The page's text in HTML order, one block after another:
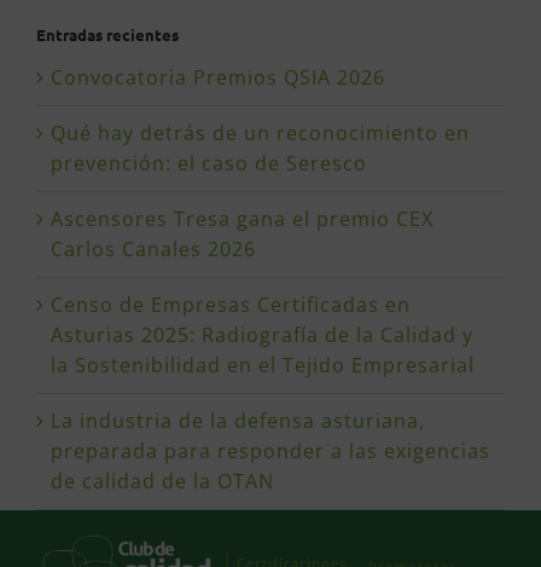
Entradas recientes
Convocatoria Premios QSIA 2026
Qué hay detrás de un reconocimiento en
prevención: el caso de Seresco
Ascensores Tresa gana el premio CEX
Carlos Canales 2026
Censo de Empresas Certificadas en
Asturias 2025: Radiografía de la Calidad y
la Sostenibilidad en el Tejido Empresarial
La industria de la defensa asturiana,
preparada para responder a las exigencias
de calidad de la OTAN
Certificaciones